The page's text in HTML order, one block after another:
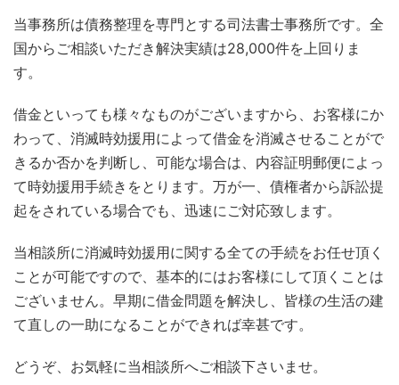
当事務所は債務整理を専門とする司法書士事務所です。全
国からご相談いただき解決実績は28,000件を上回りま
す。
借金といっても様々なものがございますから、お客様にか
わって、消滅時効援用によって借金を消滅させることがで
きるか否かを判断し、可能な場合は、内容証明郵便によっ
て時効援用手続きをとります。万が一、債権者から訴訟提
起をされている場合でも、迅速にご対応致します。
当相談所に消滅時効援用に関する全ての手続をお任せ頂く
ことが可能ですので、基本的にはお客様にして頂くことは
ございません。早期に借金問題を解決し、皆様の生活の建
て直しの一助になることができれば幸甚です。
どうぞ、お気軽に当相談所へご相談下さいませ。